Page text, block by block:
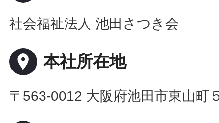
社会福祉法人 池田さつき会
place 本社所在地
〒563-0012 大阪府池田市東山町